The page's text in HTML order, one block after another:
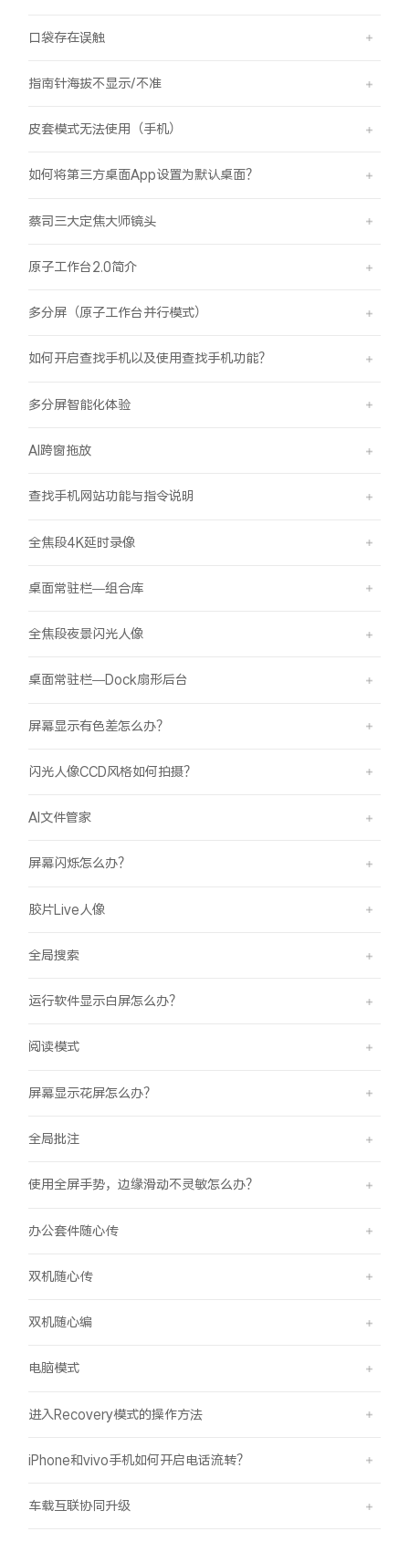
口袋存在误触
指南针海拔不显示/不准
皮套模式无法使用（手机）
如何将第三方桌面App设置为默认桌面？
蔡司三大定焦大师镜头
原子工作台2.0简介
多分屏（原子工作台并行模式）
如何开启查找手机以及使用查找手机功能？
多分屏智能化体验
AI跨窗拖放
查找手机网站功能与指令说明
全焦段4K延时录像
桌面常驻栏—组合库
全焦段夜景闪光人像
桌面常驻栏—Dock扇形后台
屏幕显示有色差怎么办？
闪光人像CCD风格如何拍摄？
AI文件管家
屏幕闪烁怎么办？
胶片Live人像
全局搜索
运行软件显示白屏怎么办？
阅读模式
屏幕显示花屏怎么办？
全局批注
使用全屏手势，边缘滑动不灵敏怎么办？
办公套件随心传
双机随心传
双机随心编
电脑模式
进入Recovery模式的操作方法
iPhone和vivo手机如何开启电话流转？
车载互联协同升级